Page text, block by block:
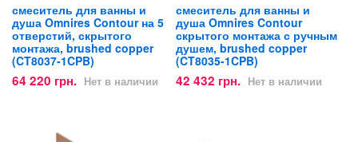
смеситель для ванны и
душа Omnires Contour на 5
отверстий, скрытого
монтажа, brushed copper
(CT8037-1CPB)
64 220 грн. Нет в наличии
смеситель для ванны и
душа Omnires Contour
скрытого монтажа с ручным
душем, brushed copper
(CT8035-1CPB)
42 432 грн. Нет в наличии